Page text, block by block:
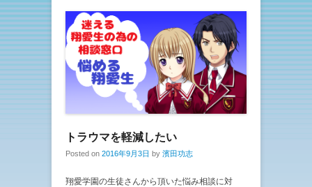
トラウマを軽減したい
Posted on 2016年9月3日 by 濱田功志
翔愛学園の生徒さんから頂いた悩み相談に対